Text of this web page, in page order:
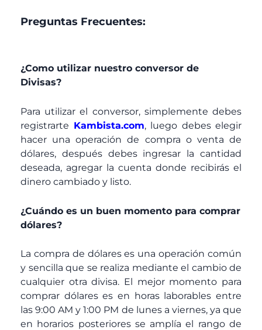
Preguntas Frecuentes:
¿Como utilizar nuestro conversor de
Divisas?
Para utilizar el conversor, simplemente debes
registrarte Kambista.com, luego debes elegir
hacer una operación de compra o venta de
dólares, después debes ingresar la cantidad
deseada, agregar la cuenta donde recibirás el
dinero cambiado y listo.
¿Cuándo es un buen momento para comprar
dólares?
La compra de dólares es una operación común
y sencilla que se realiza mediante el cambio de
cualquier otra divisa. El mejor momento para
comprar dólares es en horas laborables entre
las 9:00 AM y 1:00 PM de lunes a viernes, ya que
en horarios posteriores se amplía el rango de